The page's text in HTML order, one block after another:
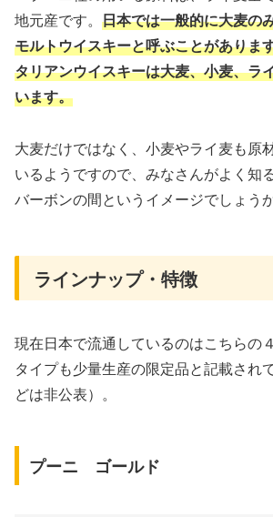
地元産です。 日本では一般的に大麦の
モルトウイスキーと呼ぶことがありま
タリアンウイスキーは大麦、小麦、ラ
います。
大麦だけではなく、小麦やライ麦も原
いるようですので、みなさんがよく知
バーボンの間というイメージでしょうか
ラインナップ・特徴
現在日本で流通しているのはこちらの
タイプも少量生産の限定品と記載され
どは非公表）。
プーニ ゴールド